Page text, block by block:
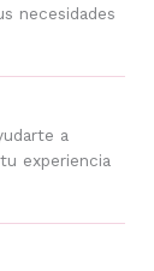
necesidades
a
experiencia